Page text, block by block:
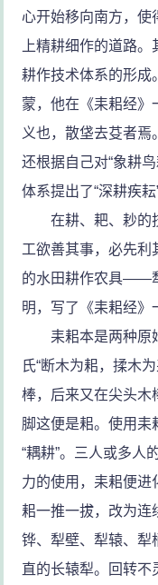
心开始移向南方，使
上精耕细作的道路
耕作技术体系的形成
蒙，他在《耒耜经》
义也，散垡去芟者焉
还根据自己对“象耕
体系提出了“深耕疾耘
在耕、耙、耖的技
工欲善其事，必先利
的水田耕作农具——
明，写了《耒耜经》
耒耜本是两种原始
氏“断木为耜，揉木
棒，后来又在尖头木
脚这便是耜。使用耒
“耦耕”。三人或多人
力的使用，耒耜便进
耜一推一拔，改为连
铧、犁壁、犁辕、犁
直的长辕犁。回转不